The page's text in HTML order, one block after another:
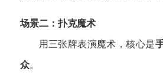
场景二：扑克魔术
用三张牌表演魔术，核心是
众。